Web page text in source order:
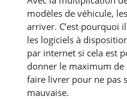
modèles de véhicule,
arriver. C’est pourquoi
les logiciels à
par internet si cela est
donner le maximum de
faire livrer pour ne pas
mauvaise.